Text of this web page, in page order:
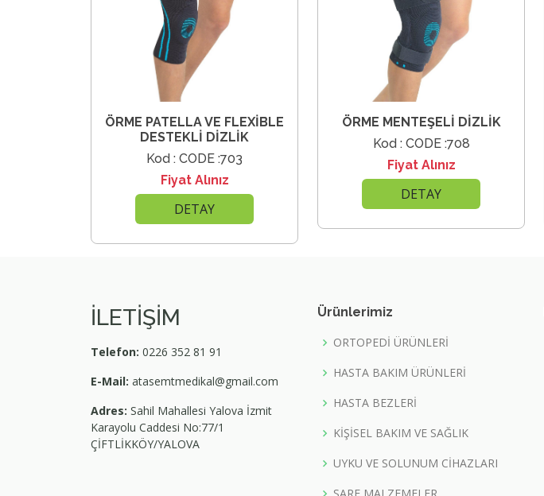
ÖRME PATELLA VE FLEXİBLE
DESTEKLİ DİZLİK
Kod : CODE :703
Fiyat Alınız
DETAY
ÖRME MENTEŞELİ DİZLİK
Kod : CODE :708
Fiyat Alınız
DETAY
İLETİŞİM
Telefon: 0226 352 81 91
E-Mail: atasemtmedikal@gmail.com
Adres: Sahil Mahallesi Yalova İzmit
Karayolu Caddesi No:77/1
ÇİFTLİKKÖY/YALOVA
Ürünlerimiz
ORTOPEDİ ÜRÜNLERİ
HASTA BAKIM ÜRÜNLERİ
HASTA BEZLERİ
KİŞİSEL BAKIM VE SAĞLIK
UYKU VE SOLUNUM CİHAZLARI